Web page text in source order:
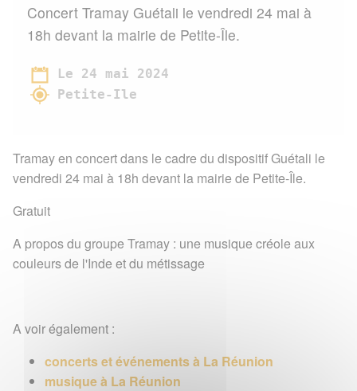
Concert Tramay Guétali le vendredi 24 mai à
18h devant la mairie de Petite-Île.
Le 24 mai 2024
Petite-Ile
Tramay en concert dans le cadre du dispositif Guétali le
vendredi 24 mai à 18h devant la mairie de Petite-Île.
Gratuit
A propos du groupe Tramay : une musique créole aux
couleurs de l'Inde et du métissage
A voir également :
concerts et événements à La Réunion
musique à La Réunion